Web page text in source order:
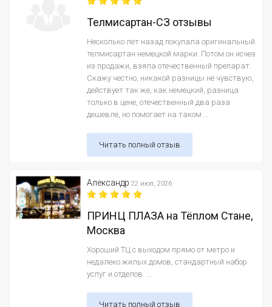
Телмисартан-СЗ отзывы
Несколько лет назад покупала оригинальный
телмисартан немецкой марки. Потом он исчез
из продажи, взяла отечественный препарат.
Скажу честно, никакой разницы не чувствую,
действует так же, как немецкий, разница
только в цене, отечественный два раза
дешевле, но помогает на таком ...
Читать полный отзыв
Александр 22 июл, 2026
ПРИНЦ ПЛАЗА на Тёплом Стане,
Москва
Хороший ТЦ с выходом прямо от метро и
недалеко жилых домов, стандартный набор
услуг и отделов. ...
Читать полный отзыв